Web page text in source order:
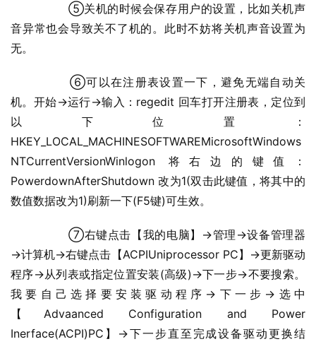
音异常也会导致关不了机的。此时不妨将关机声音设置为
无。
机。开始→运行→输入：regedit 回车打开注册表，定位到
以下位置：
HKEY_LOCAL_MACHINESOFTWAREMicrosoftWindows
NTCurrentVersionWinlogon 将右边的键值：
PowerdownAfterShutdown 改为1(双击此键值，将其中的
数值数据改为1)刷新一下(F5键)可生效。
→计算机→右键点击【ACPIUniprocessor PC】→更新驱动
程序→从列表或指定位置安装(高级)→下一步→不要搜索。
我要自己选择要安装驱动程序→下一步→选中
【Advaanced Configuration and Power
Inerface(ACPI)PC】→下一步直至完成设备驱动更换结